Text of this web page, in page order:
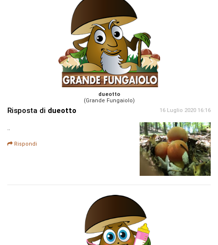
dueotto
(Grande Fungaiolo)
Risposta di dueotto 16 Luglio 2020 16:16
..
Rispondi